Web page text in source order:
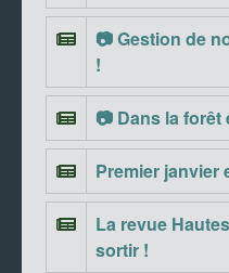
📷 Gestion de
!
📷 Dans la forêt
Premier janvier
La revue
sortir !